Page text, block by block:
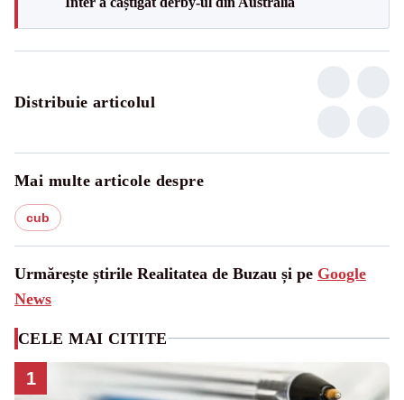
Distribuie articolul
Mai multe articole despre
cub
Urmărește știrile Realitatea de Buzau și pe Google
News
CELE MAI CITITE
1